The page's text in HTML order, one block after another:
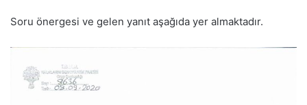
Soru önergesi ve gelen yanıt aşağıda yer almaktadır.